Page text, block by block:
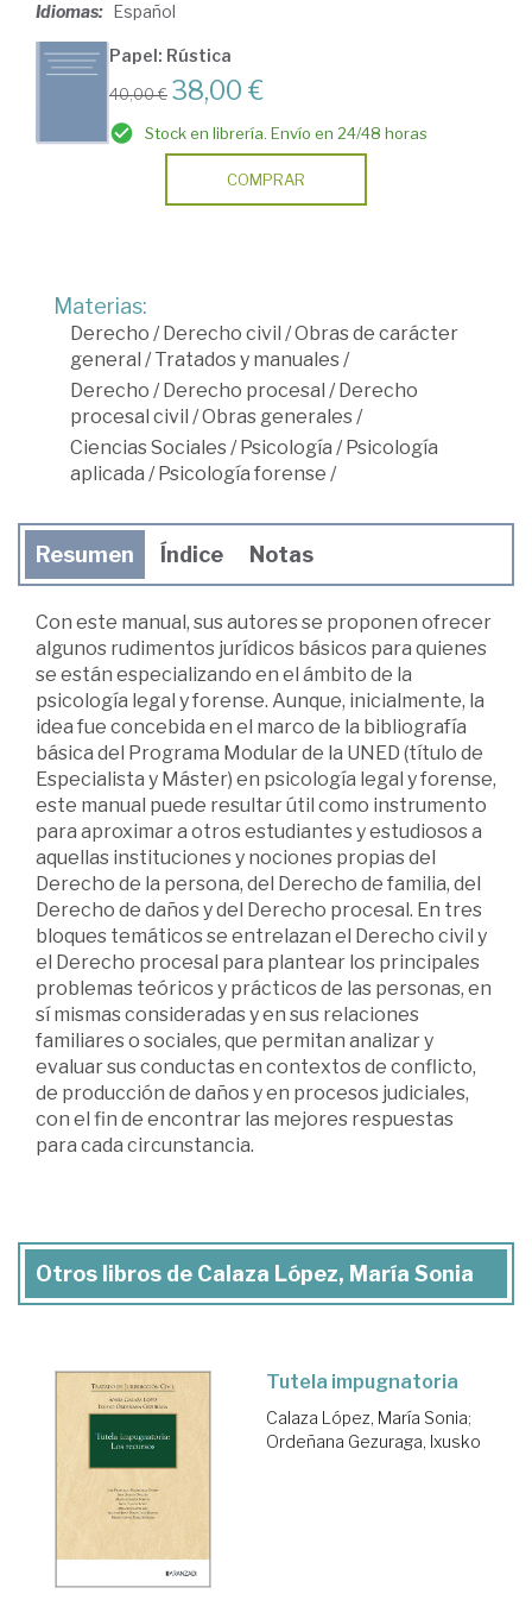
Idiomas: Español
Papel: Rústica
40,00 € 38,00 €
Stock en librería. Envío en 24/48 horas
COMPRAR
Materias:
Derecho /Derecho civil /Obras de carácter
general /Tratados y manuales/
Derecho /Derecho procesal /Derecho
procesal civil /Obras generales/
Ciencias Sociales/Psicología /Psicología
aplicada /Psicología forense /
Resumen Índice Notas
Con este manual, sus autores se proponen ofrecer
algunos rudimentos jurídicos básicos para quienes
se están especializando en el ámbito de la
psicología legal y forense. Aunque, inicialmente, la
idea fue concebida en el marco de la bibliografía
básica del Programa Modular de la UNED (título de
Especialista y Máster) en psicología legal y forense,
este manual puede resultar útil como instrumento
para aproximar a otros estudiantes y estudiosos a
aquellas instituciones y nociones propias del
Derecho de la persona, del Derecho de familia, del
Derecho de daños y del Derecho procesal. En tres
bloques temáticos se entrelazan el Derecho civil y
el Derecho procesal para plantear los principales
problemas teóricos y prácticos de las personas, en
sí mismas consideradas y en sus relaciones
familiares o sociales, que permitan analizar y
evaluar sus conductas en contextos de conflicto,
de producción de daños y en procesos judiciales,
con el fin de encontrar las mejores respuestas
para cada circunstancia.
Otros libros de Calaza López, María Sonia
Tutela impugnatoria
Calaza López, María Sonia;
Ordeñana Gezuraga, Ixusko